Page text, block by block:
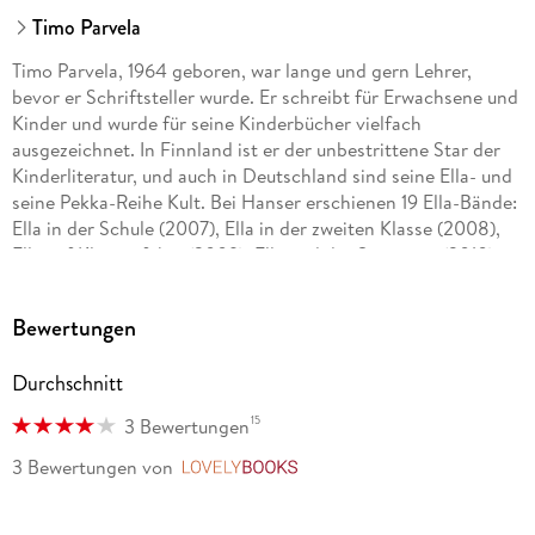
Timo Parvela
Timo Parvela, 1964 geboren, war lange und gern Lehrer,
bevor er Schriftsteller wurde. Er schreibt für Erwachsene und
Kinder und wurde für seine Kinderbücher vielfach
ausgezeichnet. In Finnland ist er der unbestrittene Star der
Kinderliteratur, und auch in Deutschland sind seine Ella- und
seine Pekka-Reihe Kult. Bei Hanser erschienen 19 Ella-Bände:
Ella in der Schule (2007), Ella in der zweiten Klasse (2008),
Ella auf Klassenfahrt (2009), Ella und der Superstar (2010),
Rennen (2013), Ella und der Millionendieb (2014), Ella und
der Nacht (2015), Ella und die 12 Heldentaten (2016), Ella und
das Festkonzert (2016), Ella und das Abenteuer im Wald
(2017), Ella und der falsche Zauberer (2018), Ella und ihre
Freunde als Babysitter (2020), Ellas Klasse und der
Bewertungen
Durchschnitt
3 Bewertungen15
3 Bewertungen von